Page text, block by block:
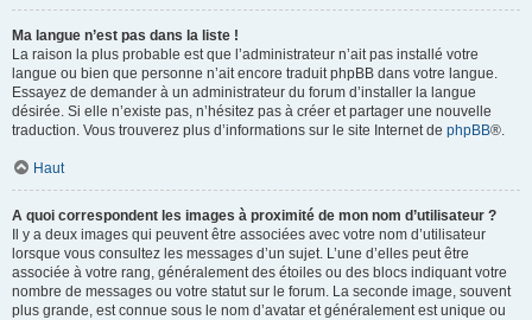
Ma langue n’est pas dans la liste !
La raison la plus probable est que l’administrateur n’ait pas installé votre
langue ou bien que personne n’ait encore traduit phpBB dans votre langue.
Essayez de demander à un administrateur du forum d’installer la langue
désirée. Si elle n’existe pas, n’hésitez pas à créer et partager une nouvelle
traduction. Vous trouverez plus d’informations sur le site Internet de phpBB®.
Haut
A quoi correspondent les images à proximité de mon nom d’utilisateur ?
Il y a deux images qui peuvent être associées avec votre nom d’utilisateur
lorsque vous consultez les messages d’un sujet. L’une d’elles peut être
associée à votre rang, généralement des étoiles ou des blocs indiquant votre
nombre de messages ou votre statut sur le forum. La seconde image, souvent
plus grande, est connue sous le nom d’avatar et généralement est unique ou